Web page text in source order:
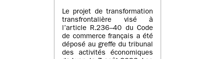
Le projet de transformation
transfrontalière visé à
l’article R.236–40 du Code
de commerce français a été
déposé au greffe du tribunal
des activités économiques